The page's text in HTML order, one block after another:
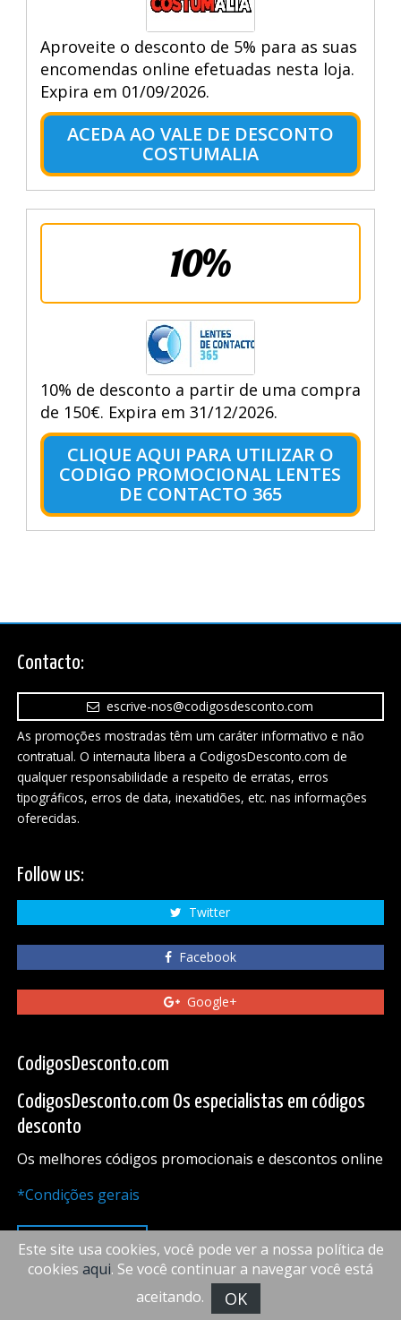
Aproveite o desconto de 5% para as suas
encomendas online efetuadas nesta loja.
Expira em 01/09/2026.
ACEDA AO VALE DE DESCONTO
COSTUMALIA
10%
10% de desconto a partir de uma compra
de 150€. Expira em 31/12/2026.
CLIQUE AQUI PARA UTILIZAR O
CODIGO PROMOCIONAL LENTES
DE CONTACTO 365
Contacto:
escrive-nos@codigosdesconto.com
As promoções mostradas têm um caráter informativo e não
contratual. O internauta libera a CodigosDesconto.com de
qualquer responsabilidade a respeito de erratas, erros
tipográficos, erros de data, inexatidões, etc. nas informações
oferecidas.
Follow us:
Twitter
Facebook
Google+
CodigosDesconto.com
CodigosDesconto.com Os especialistas em códigos
desconto
Os melhores códigos promocionais e descontos online
*Condições gerais
PARA CIMA
FiveDoors Network 2018
Este site usa cookies, você pode ver a nossa política de
cookies aqui. Se você continuar a navegar você está
aceitando.
OK